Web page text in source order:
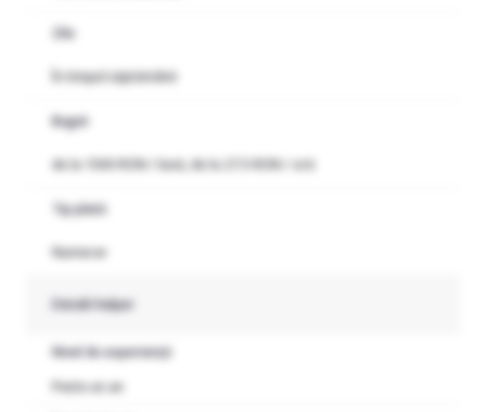
Zile
În timpul săptămânii
Buget
de la 1500 RON / lună, de la 27.5 RON / oră
Tip plată
Numerar
Detalii helper
Nivel de experiență
Peste un an